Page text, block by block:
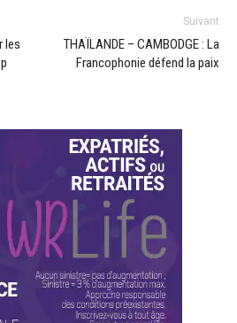
les
Suivant
THAÏLANDE – CAMBODGE : La
Francophonie défend la paix